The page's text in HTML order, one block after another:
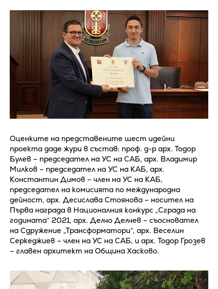
Оценките на представените шест идейни
проекта даде жури в състав: проф. д-р арх. Тодор
Булев – председател на УС на САБ, арх. Владимир
Милков – председател на УС на КАБ, арх.
Константин Димов – член на УС на КАБ,
председател на комисията по международна
дейност, арх. Десислава Стоянова – носител на
Първа награда в Националния конкурс „Сграда на
годината“ 2021, арх. Делчо Делчев – съосновател
на Сдружение „Трансформатори“, арх. Веселин
Серкеджиев – член на УС на САБ, и арх. Тодор Грозев
– главен архитект на Община Хасково.